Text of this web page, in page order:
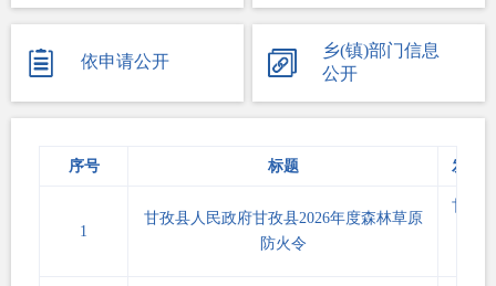
依申请公开
乡(镇)部门信息
公开
序号 标题 发文
1
甘孜县人民政府甘孜县2026年度森林草原
防火令
甘孜